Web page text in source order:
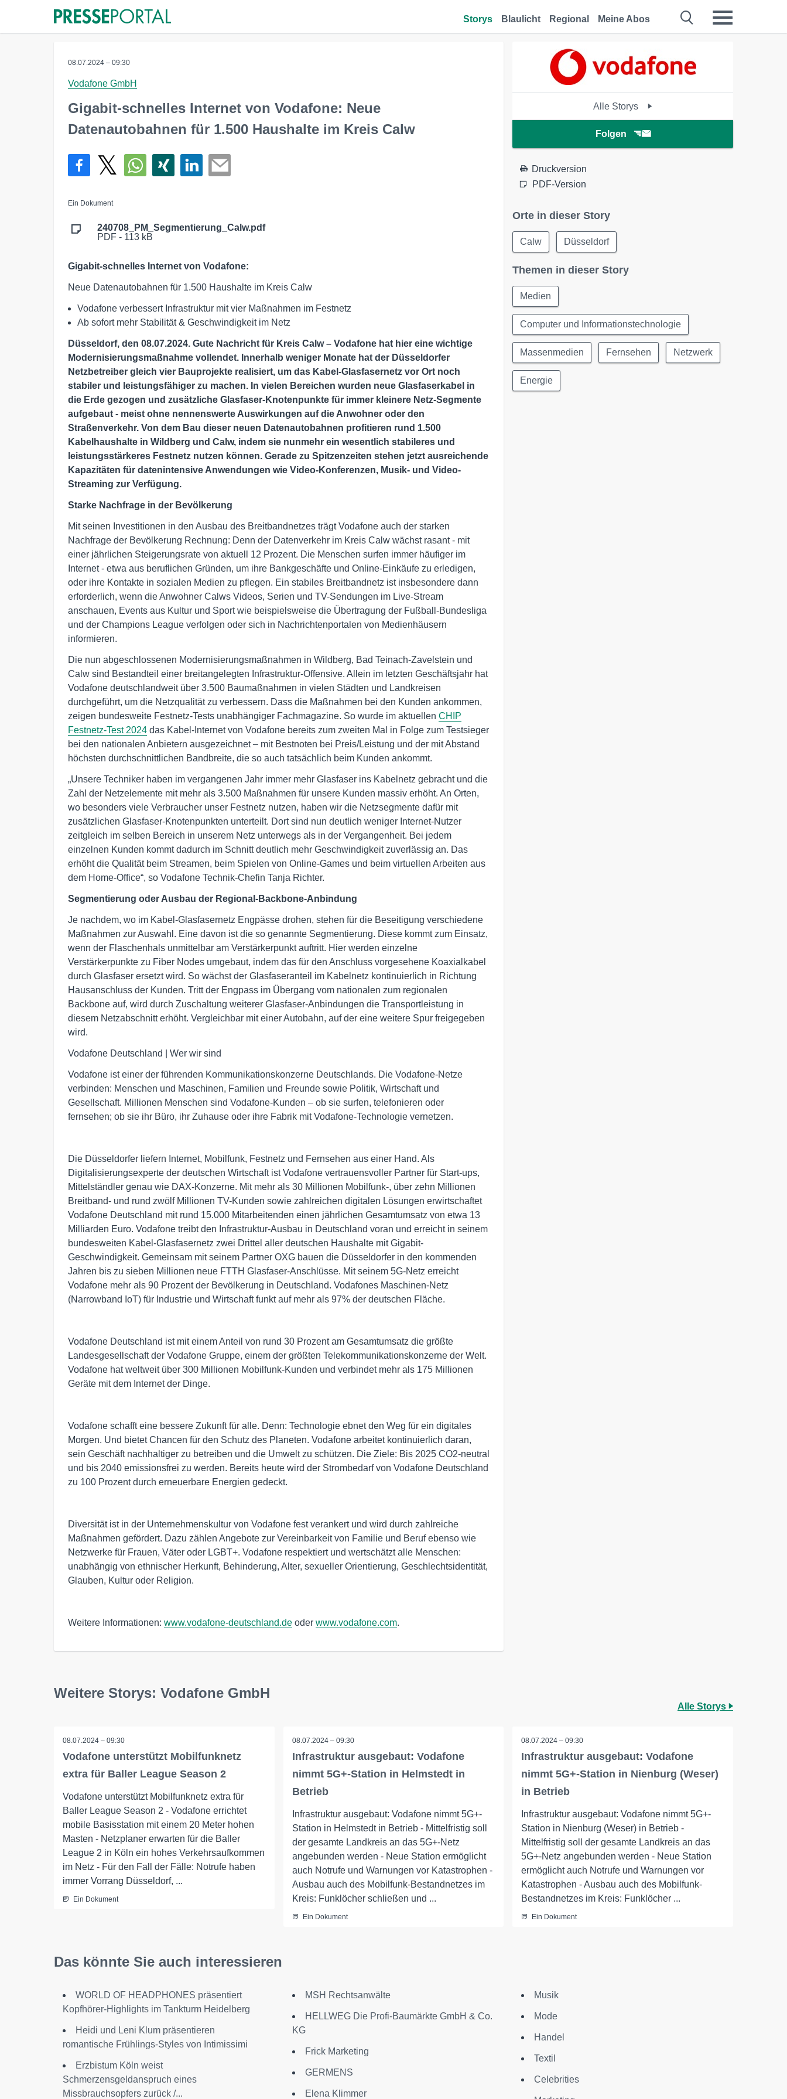
Storys Blaulicht Regional Meine Abos
08.07.2024 – 09:30
Vodafone GmbH
Gigabit-schnelles Internet von Vodafone: Neue
Datenautobahnen für 1.500 Haushalte im Kreis Calw
Ein Dokument
240708_PM_Segmentierung_Calw.pdf
PDF - 113 kB
Gigabit-schnelles Internet von Vodafone:
Neue Datenautobahnen für 1.500 Haushalte im Kreis Calw
Vodafone verbessert Infrastruktur mit vier Maßnahmen im Festnetz
Ab sofort mehr Stabilität & Geschwindigkeit im Netz
Düsseldorf, den 08.07.2024. Gute Nachricht für Kreis Calw – Vodafone hat hier eine wichtige
Modernisierungsmaßnahme vollendet. Innerhalb weniger Monate hat der Düsseldorfer
Netzbetreiber gleich vier Bauprojekte realisiert, um das Kabel-Glasfasernetz vor Ort noch
stabiler und leistungsfähiger zu machen. In vielen Bereichen wurden neue Glasfaserkabel in
die Erde gezogen und zusätzliche Glasfaser-Knotenpunkte für immer kleinere Netz-Segmente
aufgebaut - meist ohne nennenswerte Auswirkungen auf die Anwohner oder den
Straßenverkehr. Von dem Bau dieser neuen Datenautobahnen profitieren rund 1.500
Kabelhaushalte in Wildberg und Calw, indem sie nunmehr ein wesentlich stabileres und
leistungsstärkeres Festnetz nutzen können. Gerade zu Spitzenzeiten stehen jetzt ausreichende
Kapazitäten für datenintensive Anwendungen wie Video-Konferenzen, Musik- und Video-
Streaming zur Verfügung.
Starke Nachfrage in der Bevölkerung
Mit seinen Investitionen in den Ausbau des Breitbandnetzes trägt Vodafone auch der starken
Nachfrage der Bevölkerung Rechnung: Denn der Datenverkehr im Kreis Calw wächst rasant - mit
einer jährlichen Steigerungsrate von aktuell 12 Prozent. Die Menschen surfen immer häufiger im
Internet - etwa aus beruflichen Gründen, um ihre Bankgeschäfte und Online-Einkäufe zu erledigen,
oder ihre Kontakte in sozialen Medien zu pflegen. Ein stabiles Breitbandnetz ist insbesondere dann
erforderlich, wenn die Anwohner Calws Videos, Serien und TV-Sendungen im Live-Stream
anschauen, Events aus Kultur und Sport wie beispielsweise die Übertragung der Fußball-Bundesliga
und der Champions League verfolgen oder sich in Nachrichtenportalen von Medienhäusern
informieren.
Die nun abgeschlossenen Modernisierungsmaßnahmen in Wildberg, Bad Teinach-Zavelstein und
Calw sind Bestandteil einer breitangelegten Infrastruktur-Offensive. Allein im letzten Geschäftsjahr hat
Vodafone deutschlandweit über 3.500 Baumaßnahmen in vielen Städten und Landkreisen
durchgeführt, um die Netzqualität zu verbessern. Dass die Maßnahmen bei den Kunden ankommen,
zeigen bundesweite Festnetz-Tests unabhängiger Fachmagazine. So wurde im aktuellen CHIP
Festnetz-Test 2024 das Kabel-Internet von Vodafone bereits zum zweiten Mal in Folge zum Testsieger
bei den nationalen Anbietern ausgezeichnet – mit Bestnoten bei Preis/Leistung und der mit Abstand
höchsten durchschnittlichen Bandbreite, die so auch tatsächlich beim Kunden ankommt.
„Unsere Techniker haben im vergangenen Jahr immer mehr Glasfaser ins Kabelnetz gebracht und die
Zahl der Netzelemente mit mehr als 3.500 Maßnahmen für unsere Kunden massiv erhöht. An Orten,
wo besonders viele Verbraucher unser Festnetz nutzen, haben wir die Netzsegmente dafür mit
zusätzlichen Glasfaser-Knotenpunkten unterteilt. Dort sind nun deutlich weniger Internet-Nutzer
zeitgleich im selben Bereich in unserem Netz unterwegs als in der Vergangenheit. Bei jedem
einzelnen Kunden kommt dadurch im Schnitt deutlich mehr Geschwindigkeit zuverlässig an. Das
erhöht die Qualität beim Streamen, beim Spielen von Online-Games und beim virtuellen Arbeiten aus
dem Home-Office“, so Vodafone Technik-Chefin Tanja Richter.
Segmentierung oder Ausbau der Regional-Backbone-Anbindung
Je nachdem, wo im Kabel-Glasfasernetz Engpässe drohen, stehen für die Beseitigung verschiedene
Maßnahmen zur Auswahl. Eine davon ist die so genannte Segmentierung. Diese kommt zum Einsatz,
wenn der Flaschenhals unmittelbar am Verstärkerpunkt auftritt. Hier werden einzelne
Verstärkerpunkte zu Fiber Nodes umgebaut, indem das für den Anschluss vorgesehene Koaxialkabel
durch Glasfaser ersetzt wird. So wächst der Glasfaseranteil im Kabelnetz kontinuierlich in Richtung
Hausanschluss der Kunden. Tritt der Engpass im Übergang vom nationalen zum regionalen
Backbone auf, wird durch Zuschaltung weiterer Glasfaser-Anbindungen die Transportleistung in
diesem Netzabschnitt erhöht. Vergleichbar mit einer Autobahn, auf der eine weitere Spur freigegeben
wird.
Vodafone Deutschland | Wer wir sind
Vodafone ist einer der führenden Kommunikationskonzerne Deutschlands. Die Vodafone-Netze
verbinden: Menschen und Maschinen, Familien und Freunde sowie Politik, Wirtschaft und
Gesellschaft. Millionen Menschen sind Vodafone-Kunden – ob sie surfen, telefonieren oder
fernsehen; ob sie ihr Büro, ihr Zuhause oder ihre Fabrik mit Vodafone-Technologie vernetzen.
Die Düsseldorfer liefern Internet, Mobilfunk, Festnetz und Fernsehen aus einer Hand. Als
Digitalisierungsexperte der deutschen Wirtschaft ist Vodafone vertrauensvoller Partner für Start-ups,
Mittelständler genau wie DAX-Konzerne. Mit mehr als 30 Millionen Mobilfunk-, über zehn Millionen
Breitband- und rund zwölf Millionen TV-Kunden sowie zahlreichen digitalen Lösungen erwirtschaftet
Vodafone Deutschland mit rund 15.000 Mitarbeitenden einen jährlichen Gesamtumsatz von etwa 13
Milliarden Euro. Vodafone treibt den Infrastruktur-Ausbau in Deutschland voran und erreicht in seinem
bundesweiten Kabel-Glasfasernetz zwei Drittel aller deutschen Haushalte mit Gigabit-
Geschwindigkeit. Gemeinsam mit seinem Partner OXG bauen die Düsseldorfer in den kommenden
Jahren bis zu sieben Millionen neue FTTH Glasfaser-Anschlüsse. Mit seinem 5G-Netz erreicht
Vodafone mehr als 90 Prozent der Bevölkerung in Deutschland. Vodafones Maschinen-Netz
(Narrowband IoT) für Industrie und Wirtschaft funkt auf mehr als 97% der deutschen Fläche.
Vodafone Deutschland ist mit einem Anteil von rund 30 Prozent am Gesamtumsatz die größte
Landesgesellschaft der Vodafone Gruppe, einem der größten Telekommunikationskonzerne der Welt.
Vodafone hat weltweit über 300 Millionen Mobilfunk-Kunden und verbindet mehr als 175 Millionen
Geräte mit dem Internet der Dinge.
Vodafone schafft eine bessere Zukunft für alle. Denn: Technologie ebnet den Weg für ein digitales
Morgen. Und bietet Chancen für den Schutz des Planeten. Vodafone arbeitet kontinuierlich daran,
sein Geschäft nachhaltiger zu betreiben und die Umwelt zu schützen. Die Ziele: Bis 2025 CO2-neutral
und bis 2040 emissionsfrei zu werden. Bereits heute wird der Strombedarf von Vodafone Deutschland
zu 100 Prozent durch erneuerbare Energien gedeckt.
Diversität ist in der Unternehmenskultur von Vodafone fest verankert und wird durch zahlreiche
Maßnahmen gefördert. Dazu zählen Angebote zur Vereinbarkeit von Familie und Beruf ebenso wie
Netzwerke für Frauen, Väter oder LGBT+. Vodafone respektiert und wertschätzt alle Menschen:
unabhängig von ethnischer Herkunft, Behinderung, Alter, sexueller Orientierung, Geschlechtsidentität,
Glauben, Kultur oder Religion.
Weitere Informationen: www.vodafone-deutschland.de oder www.vodafone.com.
Alle Storys
Folgen
Druckversion
PDF-Version
Orte in dieser Story
Calw Düsseldorf
Themen in dieser Story
Medien
Computer und Informationstechnologie
Massenmedien Fernsehen Netzwerk
Energie
Weitere Storys: Vodafone GmbH
Alle Storys
08.07.2024 – 09:30
Vodafone unterstützt Mobilfunknetz
extra für Baller League Season 2
Vodafone unterstützt Mobilfunknetz extra für
Baller League Season 2 - Vodafone errichtet
mobile Basisstation mit einem 20 Meter hohen
Masten - Netzplaner erwarten für die Baller
League 2 in Köln ein hohes Verkehrsaufkommen
im Netz - Für den Fall der Fälle: Notrufe haben
immer Vorrang Düsseldorf, ...
Ein Dokument
08.07.2024 – 09:30
Infrastruktur ausgebaut: Vodafone
nimmt 5G+-Station in Helmstedt in
Betrieb
Infrastruktur ausgebaut: Vodafone nimmt 5G+-
Station in Helmstedt in Betrieb - Mittelfristig soll
der gesamte Landkreis an das 5G+-Netz
angebunden werden - Neue Station ermöglicht
auch Notrufe und Warnungen vor Katastrophen -
Ausbau auch des Mobilfunk-Bestandnetzes im
Kreis: Funklöcher schließen und ...
Ein Dokument
08.07.2024 – 09:30
Infrastruktur ausgebaut: Vodafone
nimmt 5G+-Station in Nienburg (Weser)
in Betrieb
Infrastruktur ausgebaut: Vodafone nimmt 5G+-
Station in Nienburg (Weser) in Betrieb -
Mittelfristig soll der gesamte Landkreis an das
5G+-Netz angebunden werden - Neue Station
ermöglicht auch Notrufe und Warnungen vor
Katastrophen - Ausbau auch des Mobilfunk-
Bestandnetzes im Kreis: Funklöcher ...
Ein Dokument
Das könnte Sie auch interessieren
WORLD OF HEADPHONES präsentiert
Kopfhörer-Highlights im Tankturm Heidelberg
Heidi und Leni Klum präsentieren
romantische Frühlings-Styles von Intimissimi
Erzbistum Köln weist
Schmerzensgeldanspruch eines
Missbrauchsopfers zurück /...
MSH Rechtsanwälte
HELLWEG Die Profi-Baumärkte GmbH & Co.
KG
Frick Marketing
GERMENS
Elena Klimmer
Musik
Mode
Handel
Textil
Celebrities